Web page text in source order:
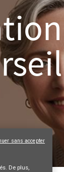
De plus,
sans accepter